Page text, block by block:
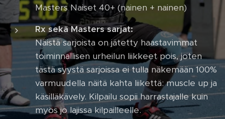
Masters Naiset 40+ (nainen + nainen)
Rx sekä Masters sarjat:
Näistä sarjoista on jätetty haastavimmat
toiminnallisen urheilun liikkeet pois, joten
tästä syystä sarjoissa ei tulla näkemään 100%
varmuudella näitä kahta liikettä: muscle up ja
käsilläkävely. Kilpailu sopii harrastajalle kuin
myös jo lajissa kilpailleelle.